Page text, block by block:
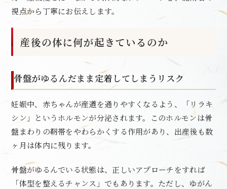
視点から丁寧にお伝えします。
産後の体に何が起きているのか
骨盤がゆるんだまま定着してしまうリスク
妊娠中、赤ちゃんが産道を通りやすくなるよう、「リラキ
シン」というホルモンが分泌されます。このホルモンは骨
盤まわりの靭帯をやわらかくする作用があり、出産後も数
ヶ月は体内に残ります。
骨盤がゆるんでいる状態は、正しいアプローチをすれば
「体型を整えるチャンス」でもあります。ただし、ゆがん